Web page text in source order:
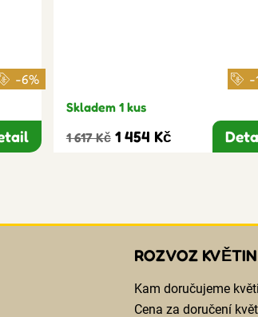
-6%
-
Skladem 1 kus
1 617 Kč 1 454 Kč
ROZVOZ KVĚTIN
Kam doručujeme
Cena za doručení